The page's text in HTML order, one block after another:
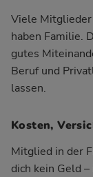
Viele
haben Familie.
gutes
Beruf und
lassen.
Kosten,
Mitglied in der
dich kein Geld